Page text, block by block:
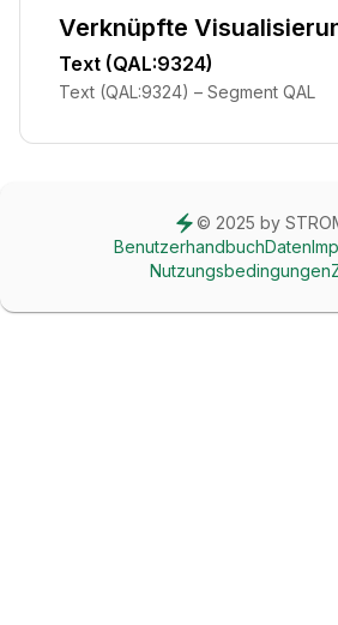
Verknüpfte
Text (QAL:9324)
Text (QAL:9324) – Segment QAL
© 2025 by
BenutzerhandbuchDaten
Nutzungsbedingungen